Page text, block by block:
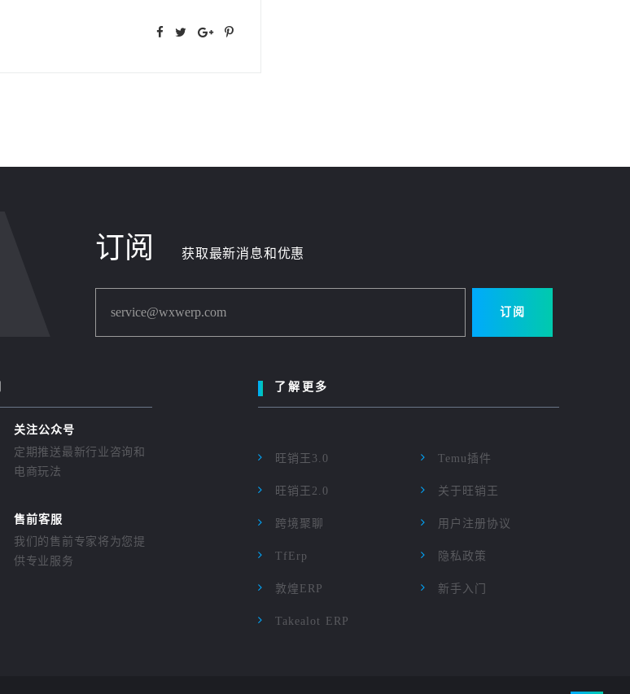
订阅 获取最新消息和优惠
service@wxwerp.com 订阅
关注公众号
定期推送最新行业咨询和
电商玩法
售前客服
我们的售前专家将为您提
供专业服务
了解更多
旺销王3.0
旺销王2.0
跨境聚聊
TfErp
敦煌ERP
Takealot ERP
Temu插件
关于旺销王
用户注册协议
隐私政策
新手入门